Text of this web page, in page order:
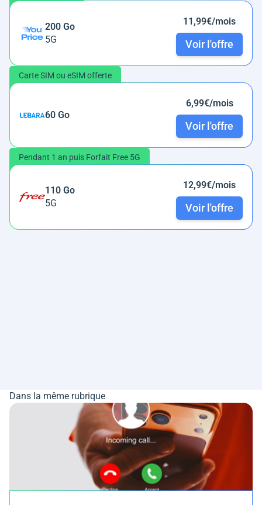
200 Go
5G
11,99€/mois
Voir l'offre
Carte SIM ou eSIM offerte
60 Go
6,99€/mois
Voir l'offre
Pendant 1 an puis Forfait Free 5G
110 Go
5G
12,99€/mois
Voir l'offre
Dans la même rubrique